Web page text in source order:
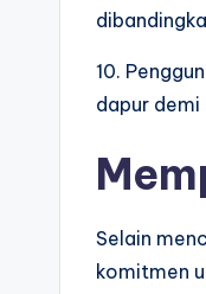
10.
dapur demi
Selain
komitmen